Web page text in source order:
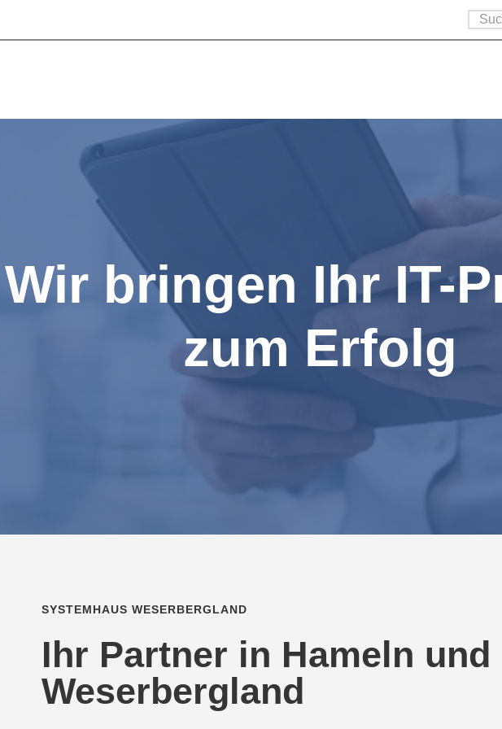
Wir bringen Ihr IT-
zum Erfolg
SYSTEMHAUS WESERBERGLAND
Ihr Partner in Hameln und
Weserbergland